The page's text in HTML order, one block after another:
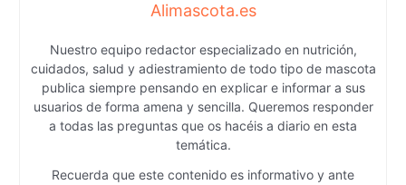
Alimascota.es
Nuestro equipo redactor especializado en nutrición,
cuidados, salud y adiestramiento de todo tipo de mascota
publica siempre pensando en explicar e informar a sus
usuarios de forma amena y sencilla. Queremos responder
a todas las preguntas que os hacéis a diario en esta
temática.
Recuerda que este contenido es informativo y ante